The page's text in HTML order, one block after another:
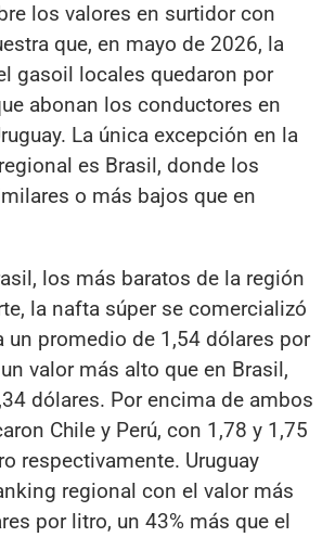
los valores en surtidor con
que, en mayo de 2026, la
gasoil locales quedaron por
abonan los conductores en
La única excepción en la
es Brasil, donde los
o más bajos que en
los más baratos de la región
la nafta súper se comercializó
un promedio de 1,54 dólares por
valor más alto que en Brasil,
dólares. Por encima de ambos
Chile y Perú, con 1,78 y 1,75
respectivamente. Uruguay
regional con el valor más
por litro, un 43% más que el